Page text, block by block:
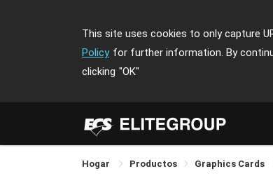
This site uses cookies to only capture
Policy for further information. By
clicking "OK"
Hogar Productos Graphics Cards